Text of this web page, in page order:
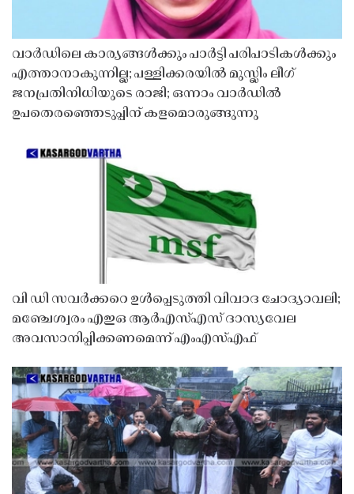
വാർഡിലെ കാര്യങ്ങൾക്കും പാർട്ടി പരിപാടികൾക്കും
എത്താനാകുന്നില്ല; പള്ളിക്കരയിൽ മുസ്ലിം ലീഗ്
ജനപ്രതിനിധിയുടെ രാജി; ഒന്നാം വാർഡിൽ
ഉപതെരഞ്ഞെടുപ്പിന് കളമൊരുങ്ങുന്നു
വി ഡി സവർക്കറെ ഉൾപ്പെടുത്തി വിവാദ ചോദ്യാവലി;
മഞ്ചേശ്വരം എഇഒ ആർഎസ്എസ് ദാസ്യവേല
അവസാനിപ്പിക്കണമെന്ന് എംഎസ്എഫ്